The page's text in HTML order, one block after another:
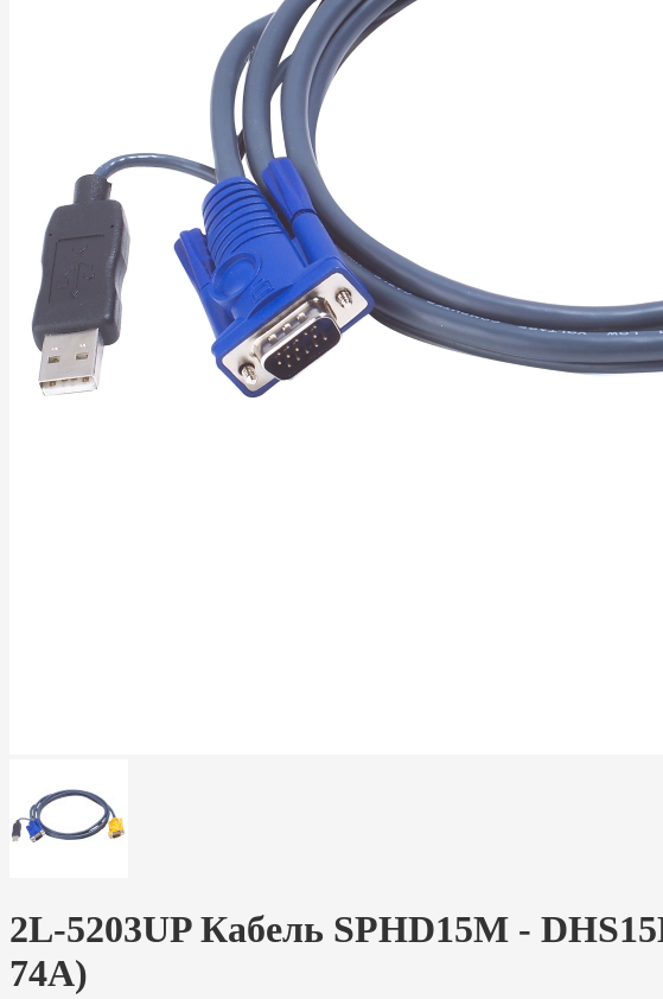
2L-5203UP Кабель SPHD15М -
74A)